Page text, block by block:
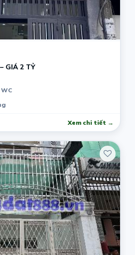
GIÁ 2 TỶ
WC
Xem chi tiết →